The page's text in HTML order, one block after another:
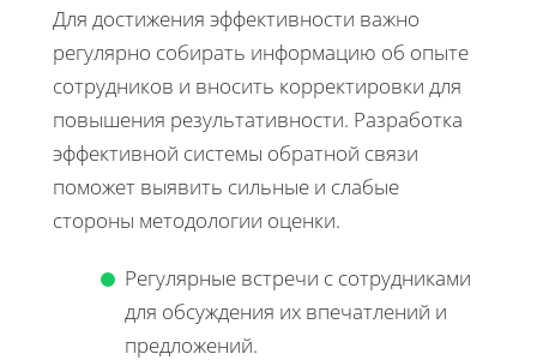
Для достижения эффективности важно
регулярно собирать информацию об опыте
сотрудников и вносить корректировки для
повышения результативности. Разработка
эффективной системы обратной связи
поможет выявить сильные и слабые
стороны методологии оценки.
Регулярные встречи с сотрудниками
для обсуждения их впечатлений и
предложений.